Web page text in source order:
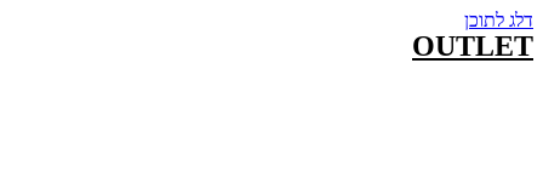
דלג לתוכן
OUTLET